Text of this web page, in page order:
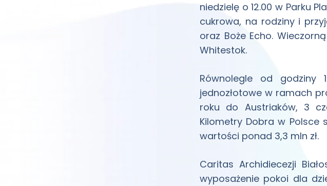
niedzielę o 12.00 w Parku
cukrowa, na rodziny i
oraz Boże Echo.
Whitestok.
Równolegle od godziny
jednozłotowe w ramach
roku do Austriaków, 3
Kilometry Dobra w Polsce
wartości ponad 3,3 mln zł.
Caritas Archidiecezji
wyposażenie pokoi dla